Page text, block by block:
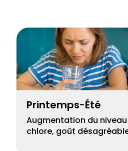
Printemps-Été
Augmentation du
chlore, goût